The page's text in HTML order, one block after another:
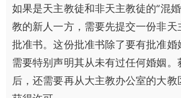
如果是天主教徒和非天主教徒的“混
教的新人一方，需要先提交一份非天
批准书。这份批准书除了要有批准婚
需要特别声明其从未有过任何婚姻。
后，还需要再从大主教办公室的大教